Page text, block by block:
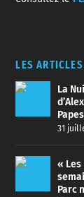
LES
La
31
«
Parc